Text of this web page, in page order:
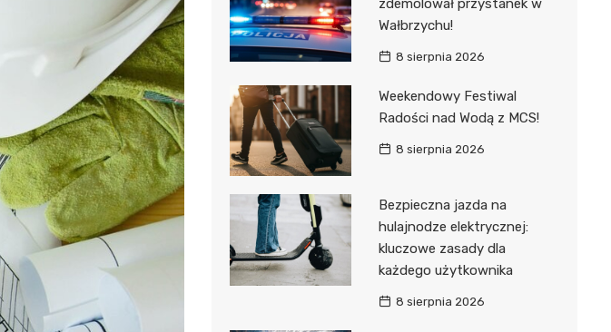
Poczta
zdemolował przystanek w
Wałbrzychu!
8 sierpnia 2026
Weekendowy Festiwal
Radości nad Wodą z MCS!
8 sierpnia 2026
Bezpieczna jazda na
hulajnodze elektrycznej:
kluczowe zasady dla
każdego użytkownika
8 sierpnia 2026